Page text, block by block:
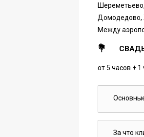
Домодедово,
Между
от 5 часов +
За что